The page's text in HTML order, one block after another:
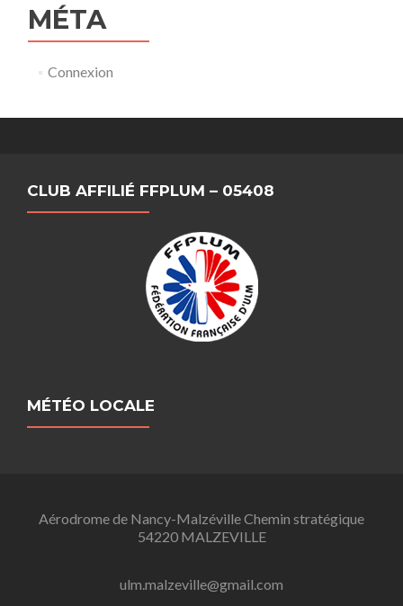
MÉTA
Connexion
CLUB AFFILIÉ FFPLUM – 05408
MÉTÉO LOCALE
Aérodrome de Nancy-Malzéville Chemin stratégique
54220 MALZEVILLE
ulm.malzeville@gmail.com